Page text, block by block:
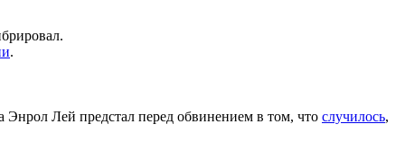
.
Энрол Лей предстал перед обвинением в том, что случилось,